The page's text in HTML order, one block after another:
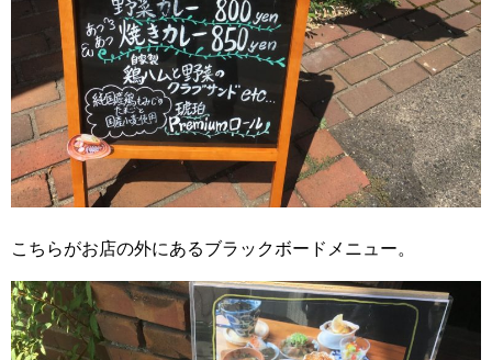
こちらがお店の外にあるブラックボードメニュー。